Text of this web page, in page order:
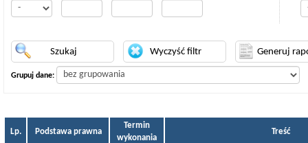
Grupuj dane:
Lp. Podstawa prawna
Termin
wykonania
Treść